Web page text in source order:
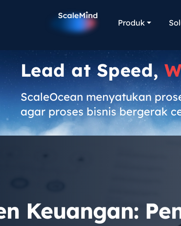
Produk
Lead at Speed,
ScaleOcean menyatukan
agar proses bisnis bergerak
Keuangan: